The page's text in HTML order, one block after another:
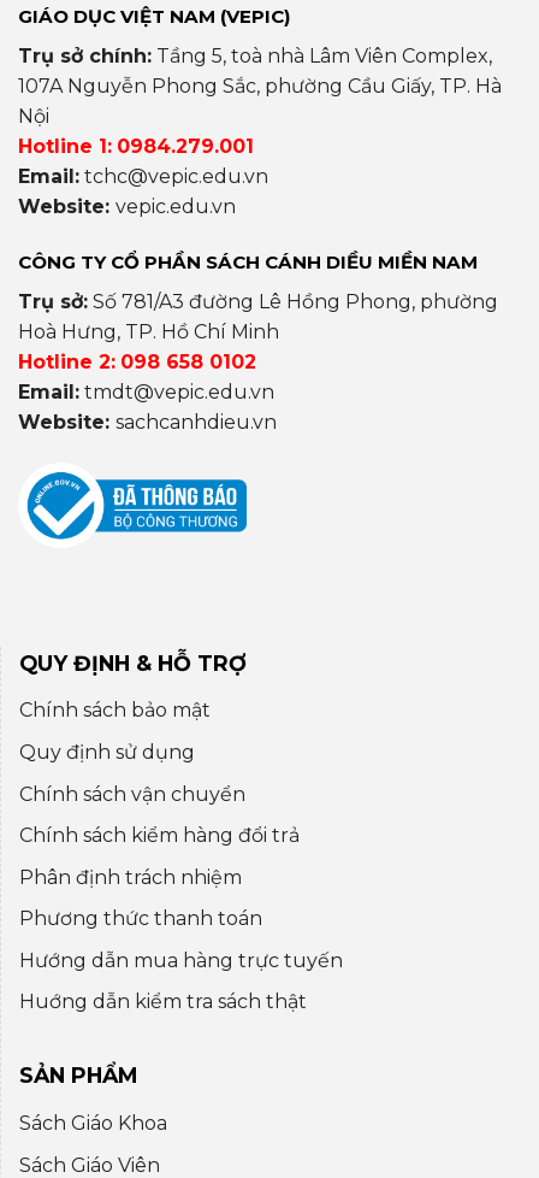
GIÁO DỤC VIỆT NAM (VEPIC)
Trụ sở chính: Tầng 5, toà nhà Lâm Viên Complex,
107A Nguyễn Phong Sắc, phường Cầu Giấy, TP. Hà
Nội
Hotline 1: 0984.279.001
Email: tchc@vepic.edu.vn
Website: vepic.edu.vn
CÔNG TY CỔ PHẦN SÁCH CÁNH DIỀU MIỀN NAM
Trụ sở: Số 781/A3 đường Lê Hồng Phong, phường
Hoà Hưng, TP. Hồ Chí Minh
Hotline 2: 098 658 0102
Email: tmdt@vepic.edu.vn
Website: sachcanhdieu.vn
QUY ĐỊNH & HỖ TRỢ
Chính sách bảo mật
Quy định sử dụng
Chính sách vận chuyển
Chính sách kiểm hàng đổi trả
Phân định trách nhiệm
Phương thức thanh toán
Hướng dẫn mua hàng trực tuyến
Huớng dẫn kiểm tra sách thật
SẢN PHẨM
Sách Giáo Khoa
Sách Giáo Viên